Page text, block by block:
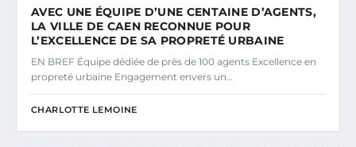
AVEC UNE ÉQUIPE D’UNE CENTAINE D’AGENTS,
LA VILLE DE CAEN RECONNUE POUR
L’EXCELLENCE DE SA PROPRETÉ URBAINE
EN BREF Équipe dédiée de près de 100 agents Excellence en
propreté urbaine Engagement envers un…
CHARLOTTE LEMOINE